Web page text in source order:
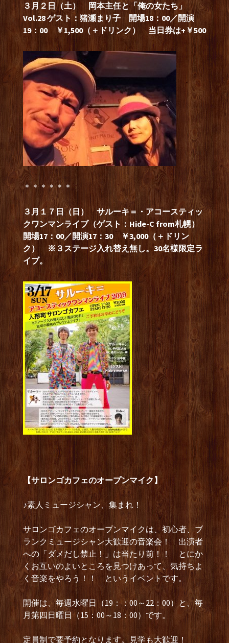
３月２日（土） 岡本主任と「俺の女たち」
Vol.28 ゲスト：猪瀬まり子 開場18：00／開演
19：00 ￥1,500（＋ドリンク） 当日券は+￥500
＊＊＊＊＊＊
３月１７日（日） サルーキ＝・アコースティッ
クワンマンライブ（ゲスト：Hide-C from札幌）
開場17：00／開演17：30 ￥3,000（＋ドリン
ク） ※３ステージ入れ替え無し。30名様限定ラ
イブ。
【サロンゴカフェのオープンマイク】
♪素人ミュージシャン、集まれ！
サロンゴカフェのオープンマイクは、初心者、ブ
ランクミュージシャン大歓迎の音楽会！ 出演者
への「ダメだし禁止！」は当たり前！！ とにか
くお互いのよいところを見つけあって、気持ちよ
く音楽をやろう！！ というイベントです。
開催は、毎週水曜日（19：：00～22：00）と、毎
月第四日曜日（15：00～18：00）です。
定員制で要予約となります。見学も大歓迎！